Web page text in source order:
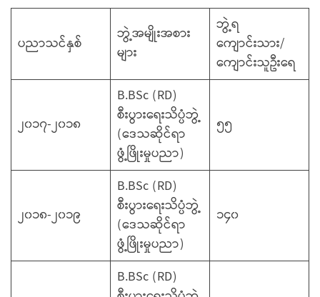
ပညာသင်နှစ်
ဘွဲ့အမျိုးအစား
များ
ဘွဲ့ရ
ကျောင်းသား/
ကျောင်းသူဦးရေ
၂၀၁၇-၂၀၁၈
B.BSc (RD)
စီးပွားရေးသိပ္ပံဘွဲ့
(ဒေသဆိုင်ရာ
ဖွံ့ဖြိုးမှုပညာ)
၅၅
၂၀၁၈-၂၀၁၉
B.BSc (RD)
စီးပွားရေးသိပ္ပံဘွဲ့
(ဒေသဆိုင်ရာ
ဖွံ့ဖြိုးမှုပညာ)
၁၄၀
B.BSc (RD)